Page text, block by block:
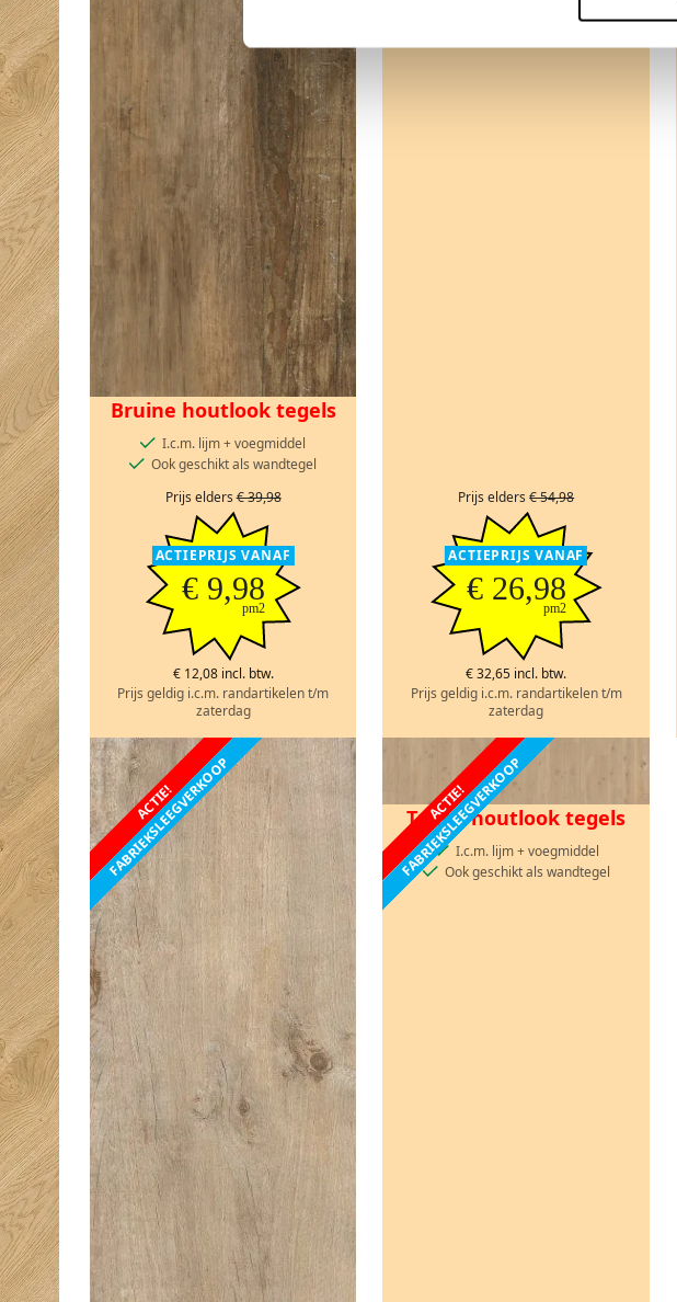
Bruine houtlook tegels
I.c.m. lijm + voegmiddel
Ook geschikt als wandtegel
Prijs elders€ 39,98
ACTIEPRIJS VANAF
€ 9,98
pm2
€ 12,08 incl. btw.
Prijs geldig i.c.m. randartikelen t/m
zaterdag
Prijs elders€ 54,98
ACTIEPRIJS VANAF
€ 26,98
pm2
€ 32,65 incl. btw.
Prijs geldig i.c.m. randartikelen t/m
zaterdag
ACTIE!
FABRIEKSLEEGVERKOOP ACTIE!
FABRIEKSLEEGVERKOOP
Taupe houtlook tegels
I.c.m. lijm + voegmiddel
Ook geschikt als wandtegel